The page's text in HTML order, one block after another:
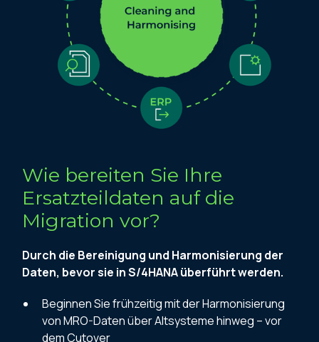
Wie bereiten Sie Ihre
Ersatzteildaten auf die
Migration vor?
Durch die Bereinigung und Harmonisierung der
Daten, bevor sie in S/4HANA überführt werden.
Beginnen Sie frühzeitig mit der Harmonisierung
von MRO-Daten über Altsysteme hinweg – vor
dem Cutover